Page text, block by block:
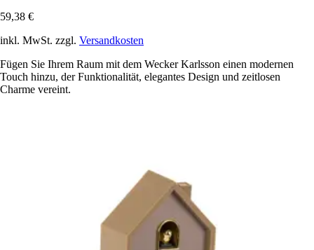
59,38 €
inkl. MwSt. zzgl. Versandkosten
Fügen Sie Ihrem Raum mit dem Wecker Karlsson einen modernen
Touch hinzu, der Funktionalität, elegantes Design und zeitlosen
Charme vereint.